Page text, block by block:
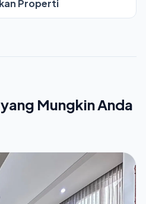
Properti
Mungkin Anda